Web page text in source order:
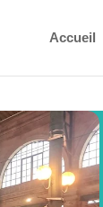
Accueil